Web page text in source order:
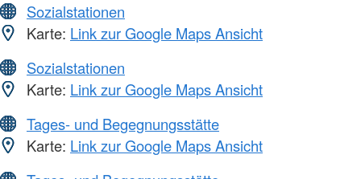
Sozialstationen
Karte: Link zur Google Maps Ansicht
Sozialstationen
Karte: Link zur Google Maps Ansicht
Tages- und Begegnungsstätte
Karte: Link zur Google Maps Ansicht